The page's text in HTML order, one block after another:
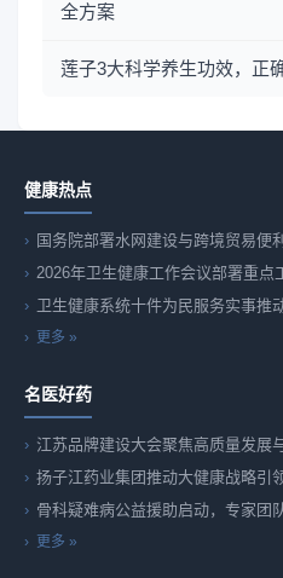
全方案
莲子3大科学养生功效，正
健康热点
国务院部署水网建设与跨境贸易便
2026年卫生健康工作会议部署重点
卫生健康系统十件为民服务实事推
更多 »
名医好药
江苏品牌建设大会聚焦高质量发展
扬子江药业集团推动大健康战略引
骨科疑难病公益援助启动，专家团
更多 »